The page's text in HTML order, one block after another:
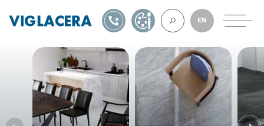
VỀ CHÚNG
EN
1900561582TỰ THIẾT KẾ